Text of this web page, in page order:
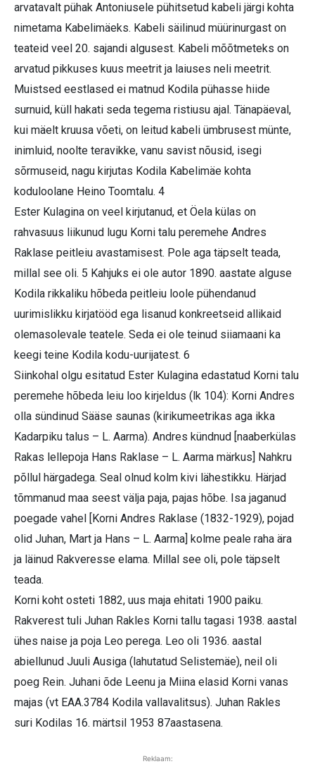
arvatavalt pühak Antoniusele pühitsetud kabeli järgi kohta
nimetama Kabelimäeks. Kabeli säilinud müürinurgast on
teateid veel 20. sajandi algusest. Kabeli mõõtmeteks on
arvatud pikkuses kuus meetrit ja laiuses neli meetrit.
Muistsed eestlased ei matnud Kodila pühasse hiide
surnuid, küll hakati seda tegema ristiusu ajal. Tänapäeval,
kui mäelt kruusa võeti, on leitud kabeli ümbrusest münte,
inimluid, noolte teravikke, vanu savist nõusid, isegi
sõrmuseid, nagu kirjutas Kodila Kabelimäe kohta
koduloolane Heino Toomtalu. 4
Ester Kulagina on veel kirjutanud, et Öela külas on
rahvasuus liikunud lugu Korni talu peremehe Andres
Raklase peitleiu avastamisest. Pole aga täpselt teada,
millal see oli. 5 Kahjuks ei ole autor 1890. aastate alguse
Kodila rikkaliku hõbeda peitleiu loole pühendanud
uurimislikku kirjatööd ega lisanud konkreetseid allikaid
olemasolevale teatele. Seda ei ole teinud siiamaani ka
keegi teine Kodila kodu-uurijatest. 6
Siinkohal olgu esitatud Ester Kulagina edastatud Korni talu
peremehe hõbeda leiu loo kirjeldus (lk 104): Korni Andres
olla sündinud Sääse saunas (kirikumeetrikas aga ikka
Kadarpiku talus – L. Aarma). Andres kündnud [naaberkülas
Rakas lellepoja Hans Raklase – L. Aarma märkus] Nahkru
põllul härgadega. Seal olnud kolm kivi lähestikku. Härjad
tõmmanud maa seest välja paja, pajas hõbe. Isa jaganud
poegade vahel [Korni Andres Raklase (1832-1929), pojad
olid Juhan, Mart ja Hans – L. Aarma] kolme peale raha ära
ja läinud Rakveresse elama. Millal see oli, pole täpselt
teada.
Korni koht osteti 1882, uus maja ehitati 1900 paiku.
Rakverest tuli Juhan Rakles Korni tallu tagasi 1938. aastal
ühes naise ja poja Leo perega. Leo oli 1936. aastal
abiellunud Juuli Ausiga (lahutatud Selistemäe), neil oli
poeg Rein. Juhani õde Leenu ja Miina elasid Korni vanas
majas (vt EAA.3784 Kodila vallavalitsus). Juhan Rakles
suri Kodilas 16. märtsil 1953 87aastasena.
Reklaam: